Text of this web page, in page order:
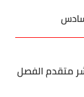
متقدم الفصل